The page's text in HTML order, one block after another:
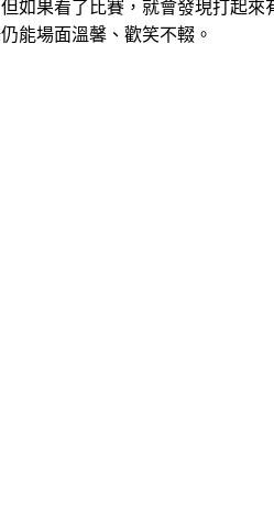
如果看了比賽，就會發現打起
能場面溫馨、歡笑不輟。